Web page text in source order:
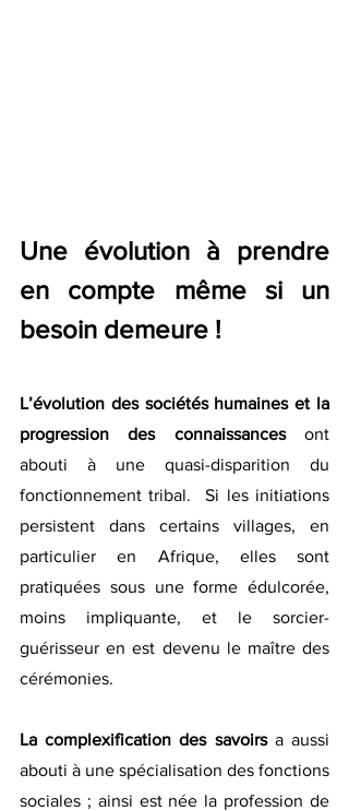
Une évolution à prendre
en compte même si un
besoin demeure !
L’évolution des sociétés humaines et la
progression des connaissances ont
abouti à une quasi-disparition du
fonctionnement tribal.  Si les initiations
persistent dans certains villages, en
particulier en Afrique, elles sont
pratiquées sous une forme édulcorée,
moins impliquante, et le sorcier-
guérisseur en est devenu le maître des
cérémonies.
La complexification des savoirs a aussi
abouti à une spécialisation des fonctions
sociales ; ainsi est née la profession de